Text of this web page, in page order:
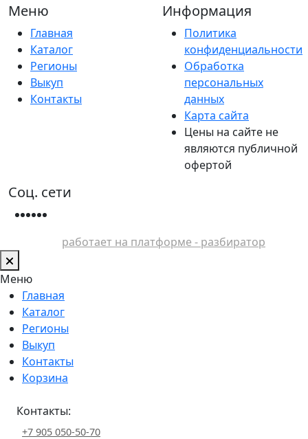
Меню
Главная
Каталог
Регионы
Выкуп
Контакты
Информация
Политика
конфиденциальности
Обработка
персональных
данных
Карта сайта
Цены на сайте не
являются публичной
офертой
Соц. сети
работает на платформе - разбиратор
Меню
Главная
Каталог
Регионы
Выкуп
Контакты
Корзина
Контакты:
+7 905 050-50-70